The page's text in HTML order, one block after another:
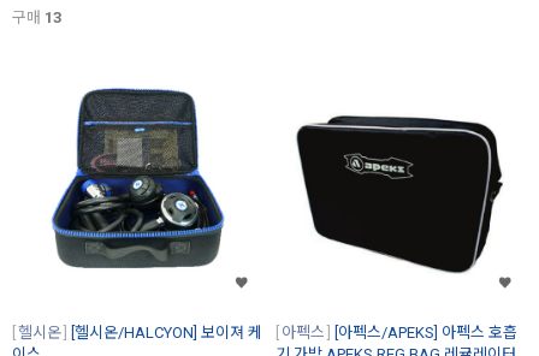
구매 13
헬시온
[헬시온/HALCYON] 보이져 케
아펙스
[아펙스/APEKS] 아펙스 호흡